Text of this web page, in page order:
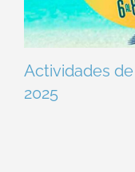
Actividades
2025